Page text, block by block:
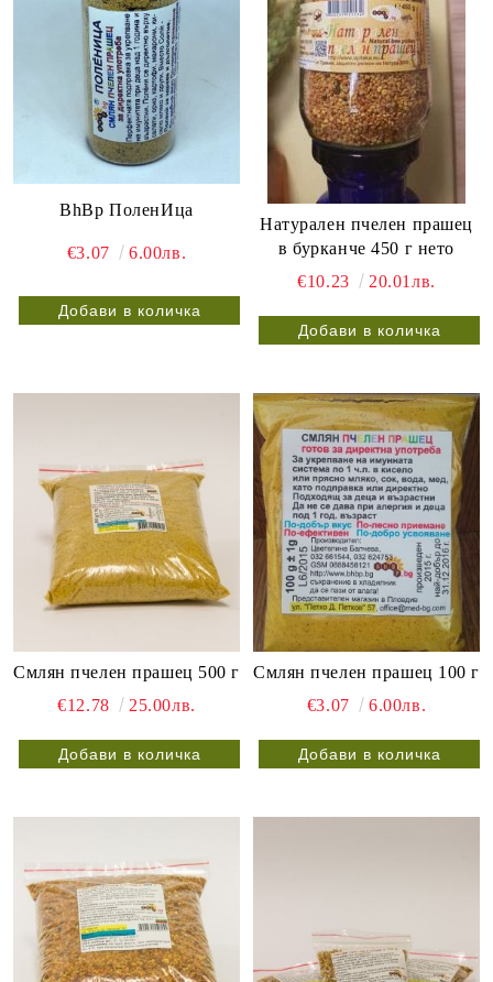
BhBp ПоленИца
€3.07 6.00лв.
Натурален пчелен прашец
в бурканче 450 г нето
€10.23
20.01лв.
Смлян пчелен прашец 500 г
€12.78
25.00лв.
Смлян пчелен прашец 100 г
€3.07
6.00лв.